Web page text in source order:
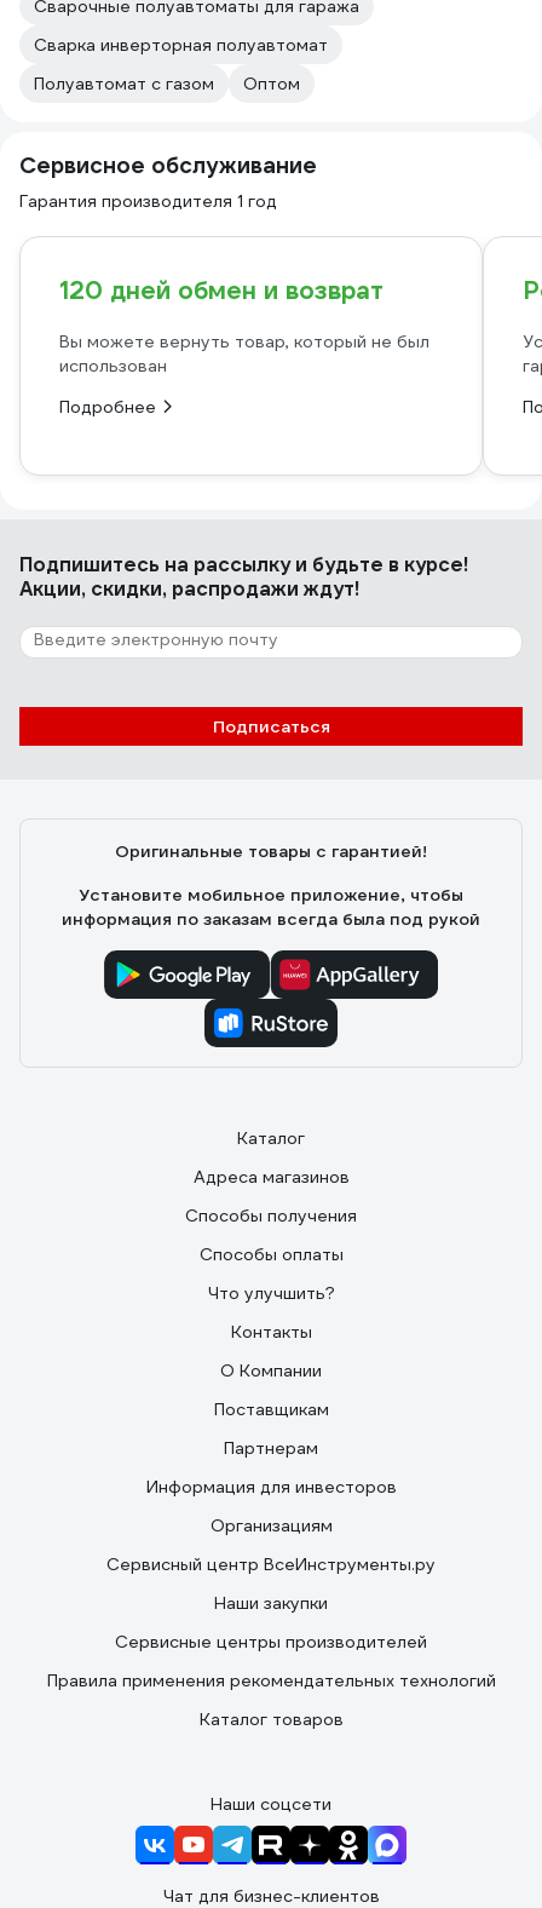
Сварочные полуавтоматы для гаража
Сварка инверторная полуавтомат
Полуавтомат с газом
Оптом
Сервисное обслуживание
Гарантия производителя 1 год
120 дней обмен и возврат
Вы можете вернуть товар, который не был
использован
Подробнее
Подпишитесь на рассылкуи будьте в курсе!
Акции, скидки, распродажи ждут!
Подписаться
Оригинальные товары с гарантией!
Установите мобильное приложение, чтобы
информация по заказам всегда была под рукой
Каталог
Адреса магазинов
Способы получения
Способы оплаты
Что улучшить?
Контакты
О Компании
Поставщикам
Партнерам
Информация для инвесторов
Организациям
Сервисный центр ВсеИнструменты.ру
Наши закупки
Сервисные центры производителей
Правила применения рекомендательных технологий
Каталог товаров
Наши соцсети
Чат для бизнес-клиентов